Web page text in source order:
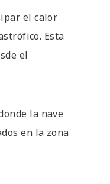
el calor
Esta
el
la nave
en la zona